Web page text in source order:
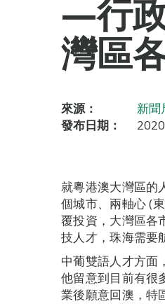
—行
灣區
來源：
新聞
發布日期：
就粵港澳大灣區的
個城市、兩軸心 (
覆投資，大灣區各
技人才，珠海需要
中葡雙語人才方面
他留意到目前有很
業後願意回澳，特